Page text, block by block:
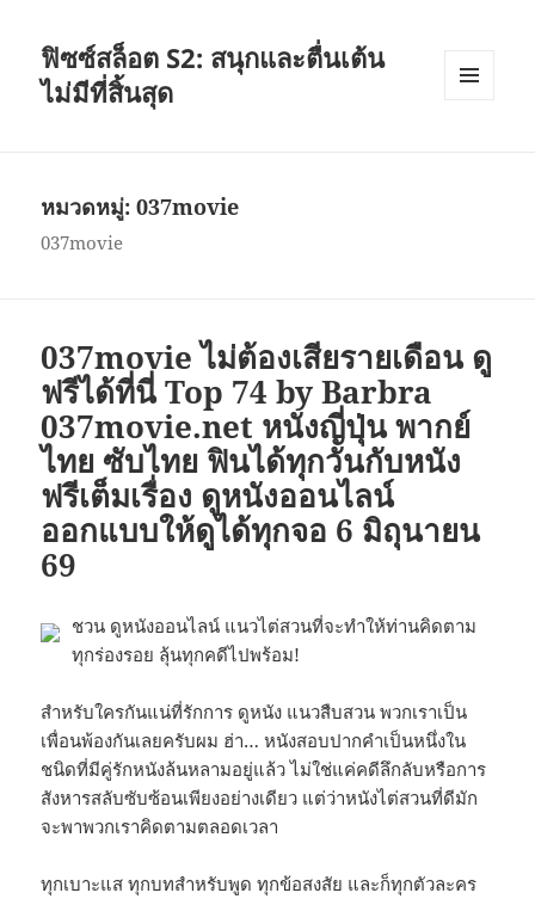
ฟิซซ์สล็อต S2: สนุกและตื่นเต้น
ไม่มีที่สิ้นสุด
หมวดหมู่:037movie
037movie
037movie ไม่ต้องเสียรายเดือน ดู
ฟรีได้ที่นี่ Top 74 by Barbra
037movie.net หนังญี่ปุ่น พากย์
ไทย ซับไทย ฟินได้ทุกวันกับหนัง
ฟรีเต็มเรื่อง ดูหนังออนไลน์
ออกแบบให้ดูได้ทุกจอ 6 มิถุนายน
69
ชวน ดูหนังออนไลน์ แนวไต่สวนที่จะทำให้ท่านคิดตาม
ทุกร่องรอย ลุ้นทุกคดีไปพร้อม!
สำหรับใครกันแน่ที่รักการ ดูหนัง แนวสืบสวน พวกเราเป็น
เพื่อนพ้องกันเลยครับผม ฮ่า… หนังสอบปากคำเป็นหนึ่งใน
ชนิดที่มีคู่รักหนังล้นหลามอยู่แล้ว ไม่ใช่แค่คดีลึกลับหรือการ
สังหารสลับซับซ้อนเพียงอย่างเดียว แต่ว่าหนังไต่สวนที่ดีมัก
จะพาพวกเราคิดตามตลอดเวลา
ทุกเบาะแส ทุกบทสำหรับพูด ทุกข้อสงสัย และก็ทุกตัวละคร